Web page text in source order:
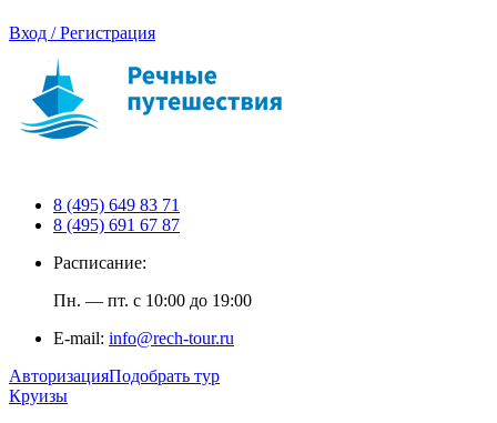
Вход / Регистрация
8 (495) 649 83 71
8 (495) 691 67 87
Расписание:
Пн. — пт. с 10:00 до 19:00
E-mail: info@rech-tour.ru
АвторизацияПодобрать тур
Круизы